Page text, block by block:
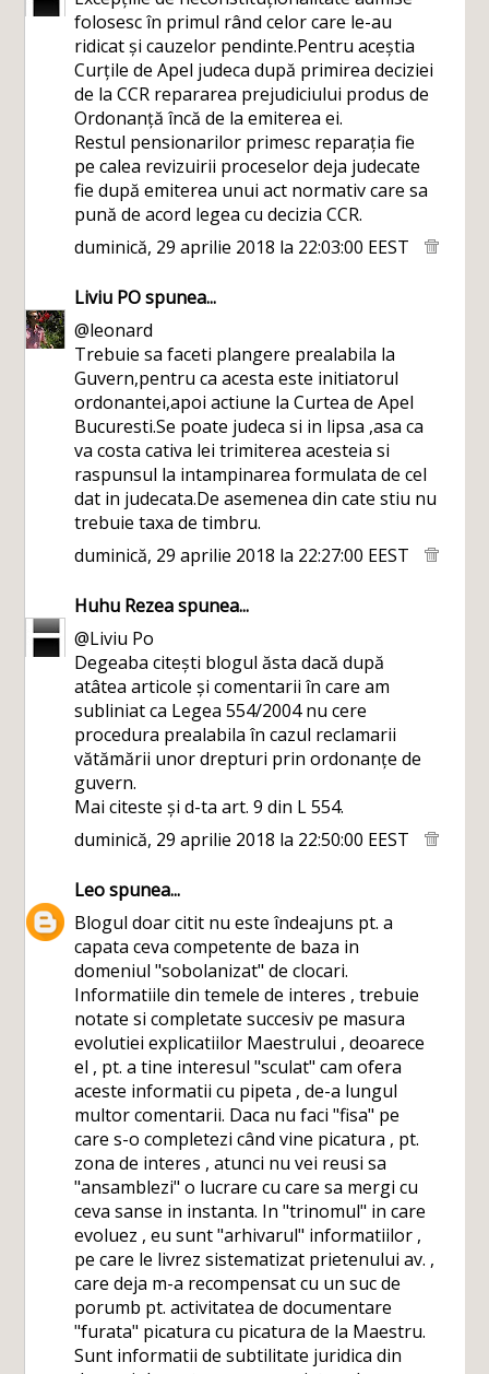
folosesc în primul rând celor care le-au
ridicat și cauzelor pendinte.Pentru aceștia
Curțile de Apel judeca după primirea deciziei
de la CCR repararea prejudiciului produs de
Ordonanță încă de la emiterea ei.
Restul pensionarilor primesc reparația fie
pe calea revizuirii proceselor deja judecate
fie după emiterea unui act normativ care sa
pună de acord legea cu decizia CCR.
duminică, 29 aprilie 2018 la 22:03:00 EEST
Liviu POspunea...
@leonard
Trebuie sa faceti plangere prealabila la
Guvern,pentru ca acesta este initiatorul
ordonantei,apoi actiune la Curtea de Apel
Bucuresti.Se poate judeca si in lipsa ,asa ca
va costa cativa lei trimiterea acesteia si
raspunsul la intampinarea formulata de cel
dat in judecata.De asemenea din cate stiu nu
trebuie taxa de timbru.
duminică, 29 aprilie 2018 la 22:27:00 EEST
Huhu Rezeaspunea...
@Liviu Po
Degeaba citești blogul ăsta dacă după
atâtea articole și comentarii în care am
subliniat ca Legea 554/2004 nu cere
procedura prealabila în cazul reclamarii
vătămării unor drepturi prin ordonanțe de
guvern.
Mai citeste și d-ta art. 9 din L 554.
duminică, 29 aprilie 2018 la 22:50:00 EEST
Leospunea...
Blogul doar citit nu este îndeajuns pt. a
capata ceva competente de baza in
domeniul "sobolanizat" de clocari.
Informatiile din temele de interes , trebuie
notate si completate succesiv pe masura
evolutiei explicatiilor Maestrului , deoarece
el , pt. a tine interesul "sculat" cam ofera
aceste informatii cu pipeta , de-a lungul
multor comentarii. Daca nu faci "fisa" pe
care s-o completezi când vine picatura , pt.
zona de interes , atunci nu vei reusi sa
"ansamblezi" o lucrare cu care sa mergi cu
ceva sanse in instanta. In "trinomul" in care
evoluez , eu sunt "arhivarul" informatiilor ,
pe care le livrez sistematizat prietenului av. ,
care deja m-a recompensat cu un suc de
porumb pt. activitatea de documentare
"furata" picatura cu picatura de la Maestru.
Sunt informatii de subtilitate juridica din